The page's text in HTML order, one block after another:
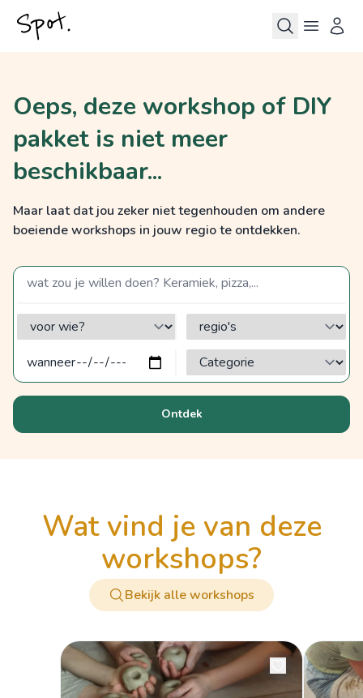
Oeps, deze workshop of DIY
pakket is niet meer
beschikbaar...
Maar laat dat jou zeker niet tegenhouden om andere
boeiende workshops in jouw regio te ontdekken.
zoek op een term
voor wie? regio's
Categorie?
Ontdek
wat vind je van deze
workshops?
Bekijk alle workshops